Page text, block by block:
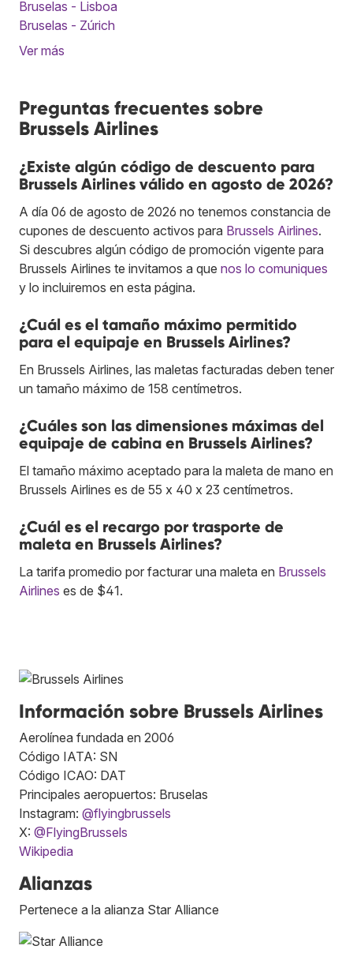
Bruselas - Lisboa
Bruselas - Zúrich
Ver más
Preguntas frecuentes sobre
Brussels Airlines
¿Existe algún código de descuento para
Brussels Airlines válido en agosto de 2026?
A día 06 de agosto de 2026 no tenemos constancia de
cupones de descuento activos para Brussels Airlines.
Si descubres algún código de promoción vigente para
Brussels Airlines te invitamos a que nos lo comuniques
y lo incluiremos en esta página.
¿Cuál es el tamaño máximo permitido
para el equipaje en Brussels Airlines?
En Brussels Airlines, las maletas facturadas deben tener
un tamaño máximo de 158 centímetros.
¿Cuáles son las dimensiones máximas del
equipaje de cabina en Brussels Airlines?
El tamaño máximo aceptado para la maleta de mano en
Brussels Airlines es de 55 x 40 x 23 centímetros.
¿Cuál es el recargo por trasporte de
maleta en Brussels Airlines?
La tarifa promedio por facturar una maleta en Brussels
Airlines es de $41.
Información sobre Brussels Airlines
Aerolínea fundada en 2006
Código IATA: SN
Código ICAO: DAT
Principales aeropuertos: Bruselas
Instagram: @flyingbrussels
X: @FlyingBrussels
Wikipedia
Alianzas
Pertenece a la alianza Star Alliance